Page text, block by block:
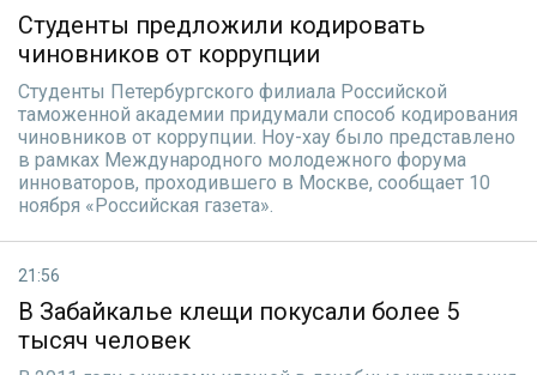
Студенты предложили кодировать
чиновников от коррупции
Студенты Петербургского филиала Российской
таможенной академии придумали способ кодирования
чиновников от коррупции. Ноу-хау было представлено
в рамках Международного молодежного форума
инноваторов, проходившего в Москве, сообщает 10
ноября «Российская газета».
21:56
В Забайкалье клещи покусали более 5
тысяч человек